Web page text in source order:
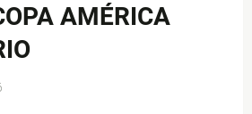
AMÉRICA